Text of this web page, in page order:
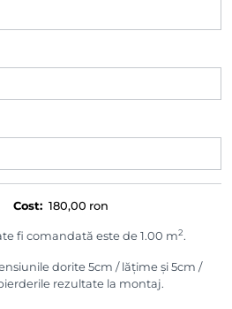
Cost: 180,00 ron
fi comandată este de 1.00 m2.
dorite 5cm / lățime și 5cm /
rezultate la montaj.